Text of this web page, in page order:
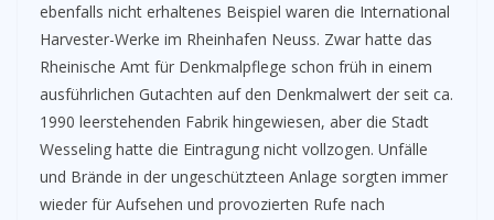
ebenfalls nicht erhaltenes Beispiel waren die International
Harvester-Werke im Rheinhafen Neuss. Zwar hatte das
Rheinische Amt für Denkmalpflege schon früh in einem
ausführlichen Gutachten auf den Denkmalwert der seit ca.
1990 leerstehenden Fabrik hingewiesen, aber die Stadt
Wesseling hatte die Eintragung nicht vollzogen. Unfälle
und Brände in der ungeschützteen Anlage sorgten immer
wieder für Aufsehen und provozierten Rufe nach